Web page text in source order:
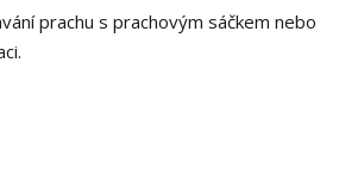
prachu s prachovým sáčkem nebo